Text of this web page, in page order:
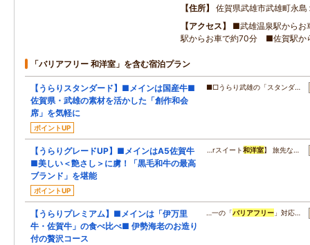
住所
佐賀県武雄市武雄町永
アクセス
■武雄温泉駅から
駅からお車で約70分 ■佐賀駅か
「バリアフリー 和洋室」を含む宿泊プラン
【うらりスタンダード】■メインは国産牛■
佐賀県・武雄の素材を活かした「創作和会
席」を気軽に
ポイントUP
■□うらり武雄の「スタンダ…
【うらりグレードUP】■メインはA5佐賀牛
■美しい＜艶さし＞に虜！「黒毛和牛の最高
ブランド」を堪能
ポイントUP
…rスイート和洋室】 旅先な…
【うらりプレミアム】■メインは「伊万里
牛・佐賀牛」の食べ比べ■ 伊勢海老のお造り
付の贅沢コース
…一の「バリアフリー 」対応…